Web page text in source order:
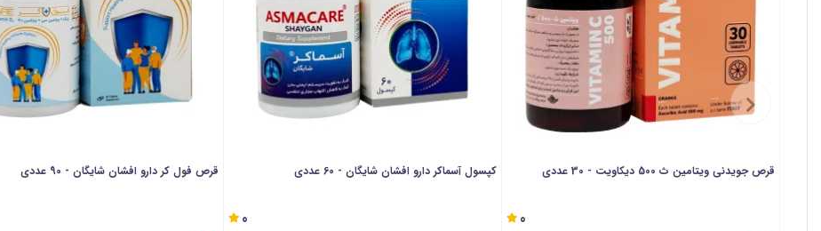
قرص جویدنی ویتامین ث 500 دیکاویت - 30 عددی
0
کپسول آسماکر دارو افشان شایگان - 60 عددی
0
قرص فول کر دارو افشان شایگان - 90 عددی